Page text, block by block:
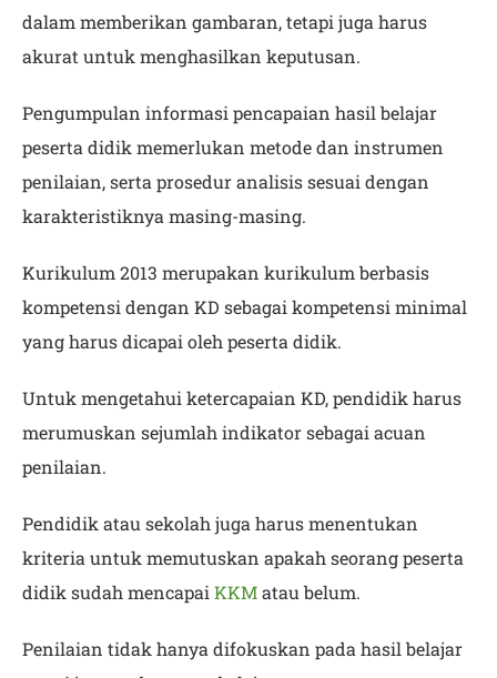
dalam memberikan gambaran, tetapi juga harus
akurat untuk menghasilkan keputusan.
Pengumpulan informasi pencapaian hasil belajar
peserta didik memerlukan metode dan instrumen
penilaian, serta prosedur analisis sesuai dengan
karakteristiknya masing-masing.
Kurikulum 2013 merupakan kurikulum berbasis
kompetensi dengan KD sebagai kompetensi minimal
yang harus dicapai oleh peserta didik.
Untuk mengetahui ketercapaian KD, pendidik harus
merumuskan sejumlah indikator sebagai acuan
penilaian.
Pendidik atau sekolah juga harus menentukan
kriteria untuk memutuskan apakah seorang peserta
didik sudah mencapai KKMatau belum.
Penilaian tidak hanya difokuskan pada hasil belajar